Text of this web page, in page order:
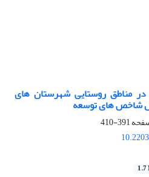
مناطق روستایی شهرستان های
شاخص های توسعه
391-410
1.7